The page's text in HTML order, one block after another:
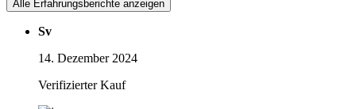
Alle Erfahrungsberichte anzeigen
Sv
14. Dezember 2024
Verifizierter Kauf